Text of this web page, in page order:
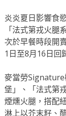
炎炎夏日影響食
「法式第戎火
次於早餐時段開
1日至8月16日回
麥當勞Signature
堡」、「法式第
煙燻火腿，搭配
淋上以芥末籽、